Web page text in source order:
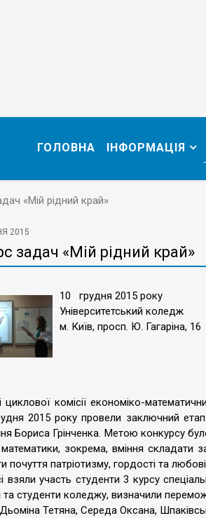
ГОЛОВНА ІНФОРМАЦІЯ
«Мій рідний край»
2015
задач «Мій рідний край»
10 грудня 2015 року
Університетський коледж
м. Київ, просп. Ю. Гагаріна, 16
циклової комісії економіко-
2015 року провели заключний
Бориса Грінченка. Метою конкурсу
зокрема, вміння складати
почуття патріотизму, гордості та
взяли участь студенти 3 курсу
та студенти коледжу, визначили
Тетяна, Середа Оксана,